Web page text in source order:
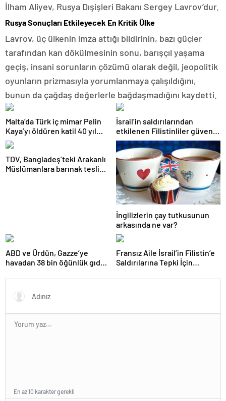
İlham Aliyev, Rusya Dışişleri Bakanı Sergey Lavrov’dur.
Rusya Sonuçları Etkileyecek En Kritik Ülke
Lavrov, üç ülkenin imza attığı bildirinin, bazı güçler
tarafından kan dökülmesinin sonu, barışçıl yaşama
geçiş, insani sorunların çözümü olarak değil, jeopolitik
oyunların prizmasıyla yorumlanmaya çalışıldığını,
bunun da çağdaş değerlerle bağdaşmadığını kaydetti.
Malta’da Türk iç mimar Pelin
Kaya’yı öldüren katil 40 yıl
hapis cezasına çarptırıldı
İsrail’in saldırılarından
etkilenen Filistinliler güvenli
bir yuva arıyor
TDV, Bangladeş’teki Arakanlı
Müslümanlara barınak teslim
İngilizlerin çay tutkusunun
arkasında ne var?
ABD ve Ürdün, Gazze’ye
havadan 38 bin öğünlük gıda
Fransız Aile İsrail’in Filistin’e
Saldırılarına Tepki İçin
En az 10 karakter gerekli